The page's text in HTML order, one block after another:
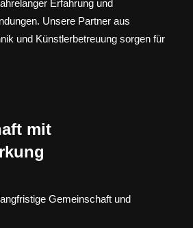
Erfahrung und
Unsere Partner aus
und Künstlerbetreuung sorgen für
mit
Gemeinschaft und